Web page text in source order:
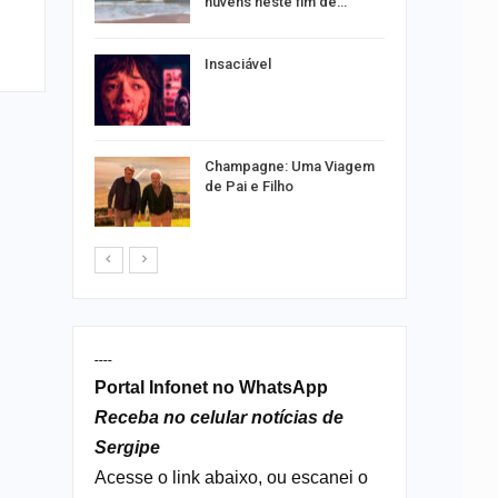
Insaciável
Champagne: Uma Viagem
de Pai e Filho
----
Portal Infonet no WhatsApp
Receba no celular notícias de
Sergipe
Acesse o link abaixo, ou escanei o